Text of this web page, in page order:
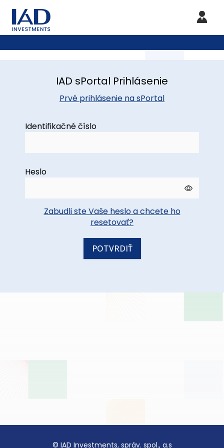
IAD sPortal Prihlásenie
Prvé prihlásenie na sPortal
Identifikačné číslo
Heslo
Zabudli ste Vaše heslo a chcete ho
resetovať?
© IAD Investments, správ. spol., a.s